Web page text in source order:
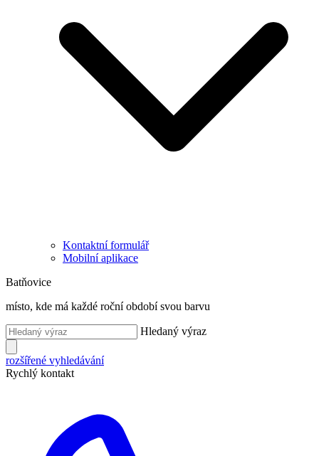
Kontaktní formulář
Mobilní aplikace
Batňovice
místo, kde má každé roční období svou barvu
Hledaný výraz
rozšířené vyhledávání
Rychlý kontakt